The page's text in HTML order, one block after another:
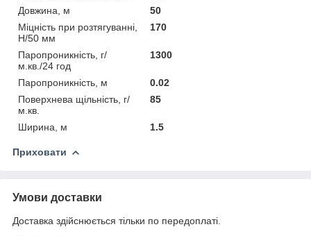
Довжина, м
50
Міцність при розтягуванні,
Н/50 мм
170
Паропроникність, г/
м.кв./24 год
1300
Паропроникність, м
0.02
Поверхнева щільність, г/
м.кв.
85
Ширина, м 1.5
Приховати
Умови доставки
Доставка здійснюється тільки по передоплаті.